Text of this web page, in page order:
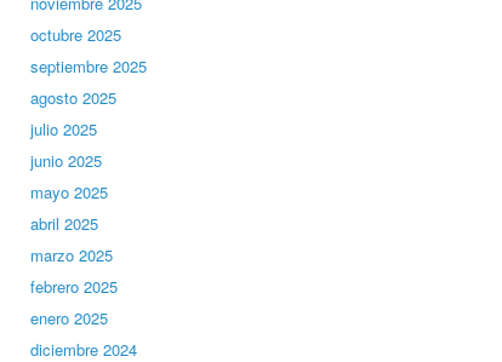
octubre 2025
septiembre 2025
agosto 2025
julio 2025
junio 2025
mayo 2025
abril 2025
marzo 2025
febrero 2025
enero 2025
diciembre 2024